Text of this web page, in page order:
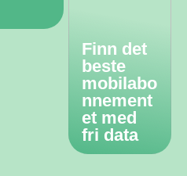
Finn det
beste
mobilabo
nnement
et med
fri data